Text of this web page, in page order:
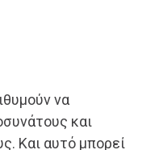
να
και
Και αυτό μπορεί